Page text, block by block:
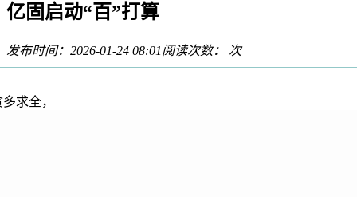
亿固启动“百”打算
发布时间：2026-01-24 08:01阅读次数： 次
全，